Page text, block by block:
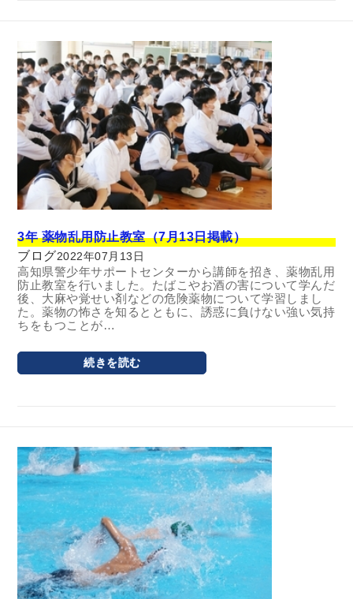
3年 薬物乱用防止教室（7月13日掲載）
ブログ2022年07月13日
高知県警少年サポートセンターから講師を招き、薬物乱用
防止教室を行いました。たばこやお酒の害について学んだ
後、大麻や覚せい剤などの危険薬物について学習しまし
た。薬物の怖さを知るとともに、誘惑に負けない強い気持
ちをもつことが…
続きを読む